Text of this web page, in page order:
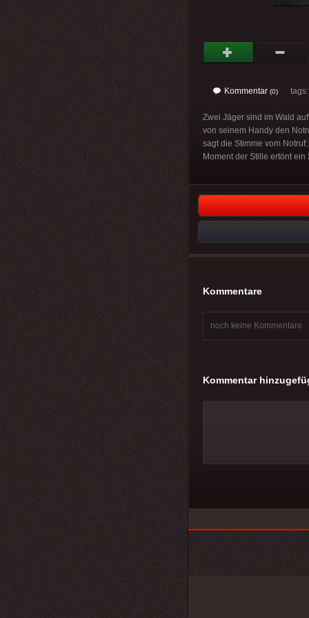
Kommentar (0)
Zwei Jäger sind im Wald
von seinem Handy den
sagt die Stimme vom
Moment der Stille ertönt
Kommentare
noch keine Kommentare
Kommentar